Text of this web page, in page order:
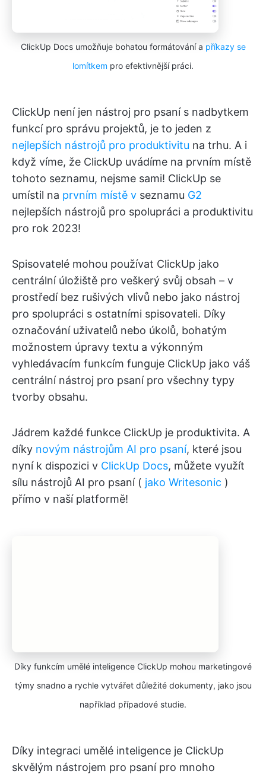
ClickUp Docs umožňuje bohatou formátování a příkazy se
lomítkem pro efektivnější práci.
ClickUp není jen nástroj pro psaní s nadbytkem
funkcí pro správu projektů, je to jeden z
nejlepších nástrojů pro produktivitu na trhu. A i
když víme, že ClickUp uvádíme na prvním místě
tohoto seznamu, nejsme sami! ClickUp se
umístil na prvním místě v seznamu G2
nejlepších nástrojů pro spolupráci a produktivitu
pro rok 2023!
Spisovatelé mohou používat ClickUp jako
centrální úložiště pro veškerý svůj obsah – v
prostředí bez rušivých vlivů nebo jako nástroj
pro spolupráci s ostatními spisovateli. Díky
označování uživatelů nebo úkolů, bohatým
možnostem úpravy textu a výkonným
vyhledávacím funkcím funguje ClickUp jako váš
centrální nástroj pro psaní pro všechny typy
tvorby obsahu.
Jádrem každé funkce ClickUp je produktivita. A
díky novým nástrojům AI pro psaní, které jsou
nyní k dispozici v ClickUp Docs, můžete využít
sílu nástrojů AI pro psaní ( jako Writesonic )
přímo v naší platformě!
Díky funkcím umělé inteligence ClickUp mohou marketingové
týmy snadno a rychle vytvářet důležité dokumenty, jako jsou
například případové studie.
Díky integraci umělé inteligence je ClickUp
skvělým nástrojem pro psaní pro mnoho